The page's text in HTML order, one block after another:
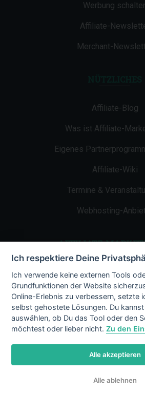
Werbung
Affiliate-
Merchant-
Affiliate-Blog
Was ist Affiliate-
Eigenes
Affiliate-Wiki
Termine &
Webhosting-
AFFILIATE-
Impressum
Kontakt
Datenschutz
Marketing.de/ LiMBo
Ich respektiere Deine
Ich verwende keine externen Tools
Grundfunktionen der Website
Online-Erlebnis zu verbessern, setzte
selbst gehostete Lösungen. Du
auswählen, ob Du das Tool oder den
möchtest oder lieber nicht.Zu den
Alle akzeptieren
Alle ablehnen